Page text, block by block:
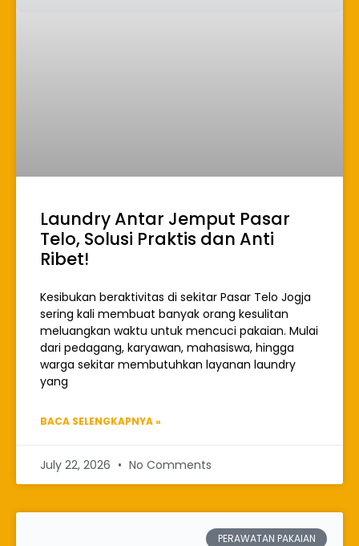
Laundry Antar Jemput Pasar
Telo, Solusi Praktis dan Anti
Ribet!
Kesibukan beraktivitas di sekitar Pasar Telo Jogja
sering kali membuat banyak orang kesulitan
meluangkan waktu untuk mencuci pakaian. Mulai
dari pedagang, karyawan, mahasiswa, hingga
warga sekitar membutuhkan layanan laundry
yang
BACA SELENGKAPNYA »
July 22, 2026 No Comments
PERAWATAN PAKAIAN